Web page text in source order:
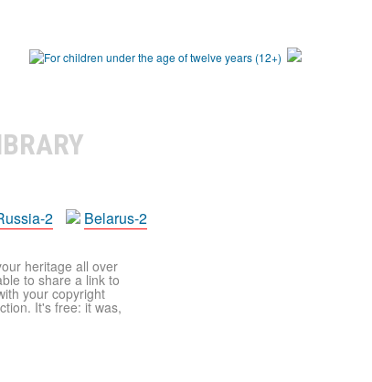
2 Belarus-2
heritage all over
to share a link to
your copyright
It's free: it was,